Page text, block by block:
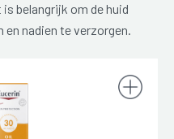
belangrijk om de huid
en nadien te verzorgen.